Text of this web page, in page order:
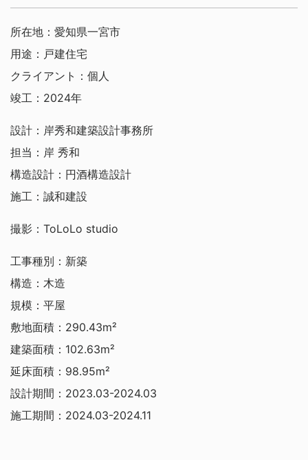
所在地：愛知県一宮市
用途：戸建住宅
クライアント：個人
竣工：2024年
設計：岸秀和建築設計事務所
担当：岸 秀和
構造設計：円酒構造設計
施工：誠和建設
撮影：ToLoLo studio
工事種別：新築
構造：木造
規模：平屋
敷地面積：290.43m²
建築面積：102.63m²
延床面積：98.95m²
設計期間：2023.03-2024.03
施工期間：2024.03-2024.11